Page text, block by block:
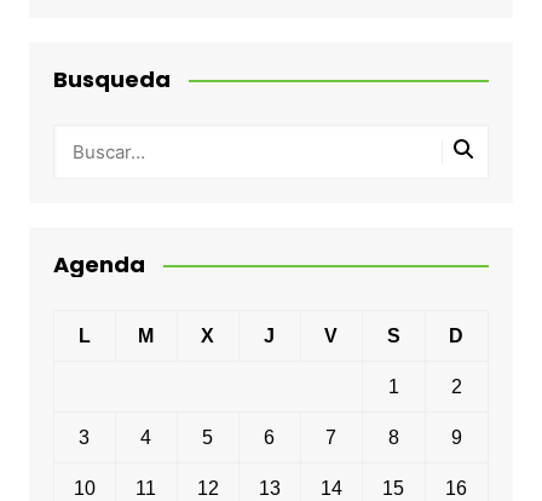
Busqueda
Agenda
L M X J V S D
1 2
3 4 5 6 7 8 9
10 11 12 13 14 15 16